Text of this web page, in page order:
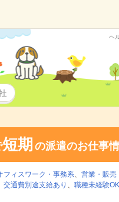
ヘ
短期 の派遣のお仕事
フィスワーク・事務系、 営業・販売
交通費別途支給あり 、 職種未経験OK